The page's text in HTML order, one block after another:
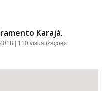
Karajá.
| 110 visualizações